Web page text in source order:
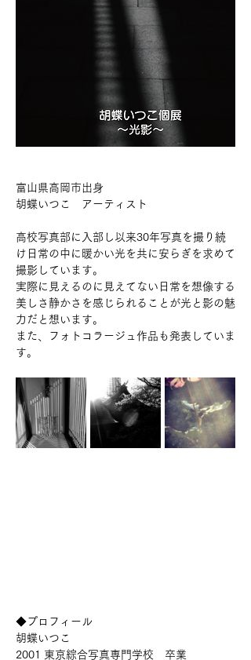
富山県高岡市出身
胡蝶いつこ　アーティスト
高校写真部に入部し以来30年写真を撮り続
け日常の中に暖かい光を共に安らぎを求めて
撮影しています。
実際に見えるのに見えてない日常を想像する
美しさ静かさを感じられることが光と影の魅
力だと想います。
また、フォトコラージュ作品も発表していま
す。
◆プロフィール
胡蝶いつこ
2001 東京綜合写真専門学校　卒業